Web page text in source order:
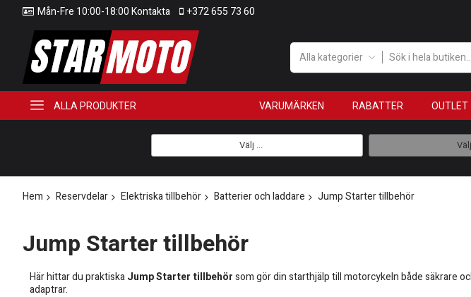
Mån-Fre 10:00-18:00 Kontakta +372 655 73 60
Alla kategorier
ALLA PRODUKTER VARUMÄRKEN RABATTER OUTLET
Välj ...
Hem Reservdelar Elektriska tillbehör Batterier och laddare Jump Starter tillbehör
Jump Starter tillbehör
Här hittar du praktiskaJump Starter tillbehörsom gör din starthjälp till motorcykeln både säkrare
adaptrar.